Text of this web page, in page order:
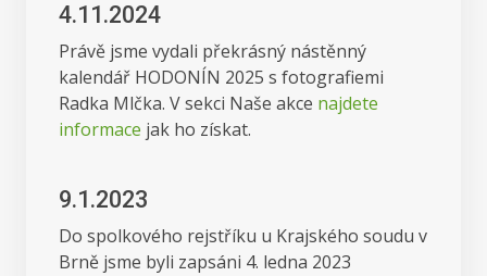
4.11.2024
Právě jsme vydali překrásný nástěnný
kalendář HODONÍN 2025 s fotografiemi
Radka Mlčka. V sekci Naše akce najdete
informace jak ho získat.
9.1.2023
Do spolkového rejstříku u Krajského soudu v
Brně jsme byli zapsáni 4. ledna 2023